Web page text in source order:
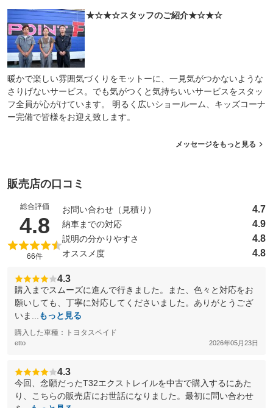
★☆★☆スタッフのご紹介★☆★☆
暖かで楽しい雰囲気づくりをモットーに、一見気がつかないような
さりげないサービス。でも気がつくと気持ちいいサービスをスタッ
フ全員が心がけています。 明るく広いショールーム、キッズコーナ
ー完備で皆様をお迎え致します。
メッセージをもっと見る
販売店の口コミ
総合評価
4.8 （5点満点中）
66件
お問い合わせ（見積り） 4.7
納車までの対応 4.9
説明の分かりやすさ 4.8
オススメ度 4.8
4.3
購入までスムーズに進んで行きました。また、色々と対応をお
願いしても、丁寧に対応してくださいました。ありがとうござ
いま...
もっと見る
購入した車種：トヨタスペイド
etto 2026年05月23日
4.3
今回、念願だったT32エクストレイルを中古で購入するにあた
り、こちらの販売店にお世話になりました。最初に問い合わせ